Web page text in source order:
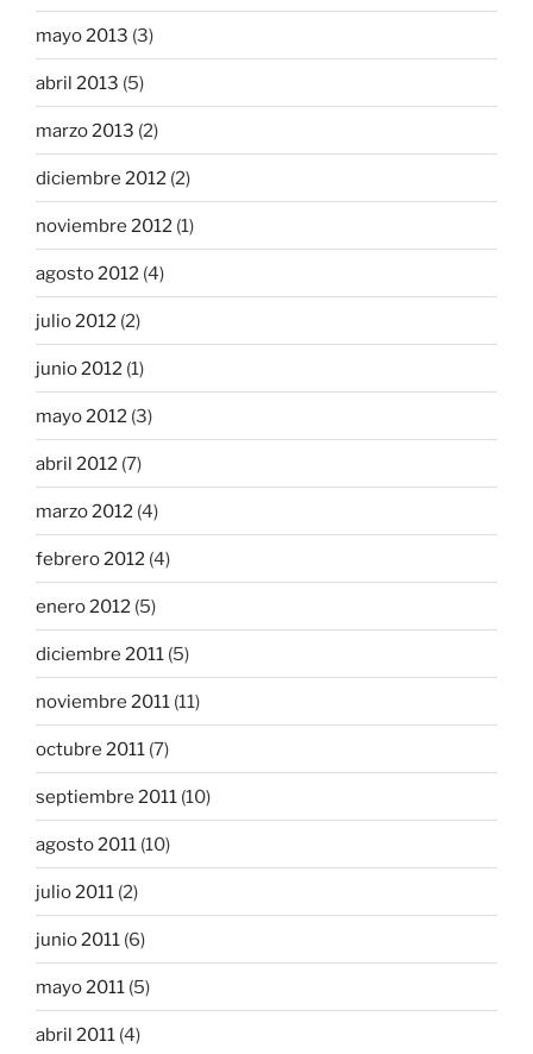
mayo 2013 (3)
abril 2013 (5)
marzo 2013 (2)
diciembre 2012 (2)
noviembre 2012 (1)
agosto 2012 (4)
julio 2012 (2)
junio 2012 (1)
mayo 2012 (3)
abril 2012 (7)
marzo 2012 (4)
febrero 2012 (4)
enero 2012 (5)
diciembre 2011 (5)
noviembre 2011 (11)
octubre 2011 (7)
septiembre 2011 (10)
agosto 2011 (10)
julio 2011 (2)
junio 2011 (6)
mayo 2011 (5)
abril 2011 (4)